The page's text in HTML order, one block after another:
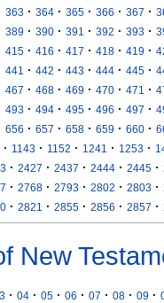
363 · 364 · 365 · 366 · 367 ·
389 · 390 · 391 · 392 · 393 ·
415 · 416 · 417 · 418 · 419 ·
441 · 442 · 443 · 444 · 445 ·
467 · 468 · 469 · 470 · 471 ·
493 · 494 · 495 · 496 · 497 ·
656 · 657 · 658 · 659 · 660 ·
· 1143 · 1152 · 1241 · 1253 ·
· 2427 · 2437 · 2444 · 2445 ·
· 2768 · 2793 · 2802 · 2803 ·
· 2821 · 2855 · 2856 · 2857 ·
New
· 04 · 05 · 06 · 07 · 08 · 09 ·